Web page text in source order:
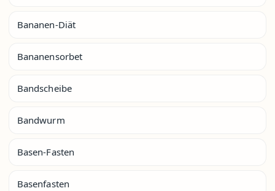
Bananen-Diät
Bananensorbet
Bandscheibe
Bandwurm
Basen-Fasten
Basenfasten